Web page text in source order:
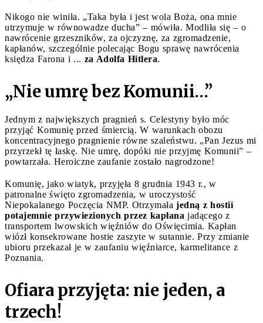
Nikogo nie winiła. „Taka była i jest wola Boża, ona mnie
utrzymuje w równowadze ducha” – mówiła. Modliła się – o
nawrócenie grzeszników, za ojczyznę, za zgromadzenie,
kapłanów, szczególnie polecając Bogu sprawę nawrócenia
księdza Farona i ... za Adolfa Hitlera.
„Nie umrę bez Komunii…”
Jednym z największych pragnień s. Celestyny było móc
przyjąć Komunię przed śmiercią. W warunkach obozu
koncentracyjnego pragnienie równe szaleństwu. „Pan Jezus mi
przyrzekł tę łaskę. Nie umrę, dopóki nie przyjmę Komunii” –
powtarzała. Heroiczne zaufanie zostało nagrodzone!
Komunię, jako wiatyk, przyjęła 8 grudnia 1943 r., w
patronalne święto zgromadzenia, w uroczystość
Niepokalanego Poczęcia NMP. Otrzymała jedną z hostii
potajemnie przywiezionych przez kapłana jadącego z
transportem lwowskich więźniów do Oświęcimia. Kapłan
wiózł konsekrowane hostie zaszyte w sutannie. Przy zmianie
ubioru przekazał je w zaufaniu więźniarce, karmelitance z
Poznania.
Ofiara przyjęta: nie jeden, a
trzech!